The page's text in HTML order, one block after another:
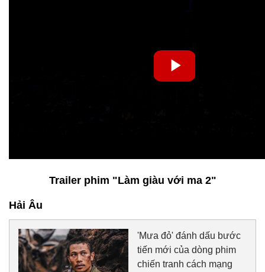
Trailer phim "Làm giàu với ma 2"
Hải Âu
'Mưa đỏ' đánh dấu bước
tiến mới của dòng phim
chiến tranh cách mạng